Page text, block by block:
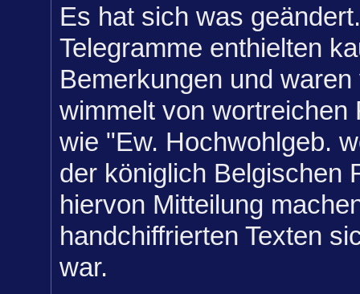
Es hat sich was
Telegramme enthielten
Bemerkungen und
wimmelt von wortreichen
wie "Ew. Hochwohlgeb.
der königlich Belgischen
hiervon Mitteilung
handchiffrierten Texten
war.